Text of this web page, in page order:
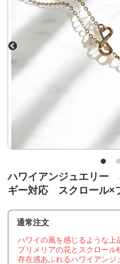
ハワイアンジュエリ
ギー対応 スクロール×
通常注文
ハワイの風を感じるような上
プリメリアの花とスクロール
存在感あふれるハワイアンジ